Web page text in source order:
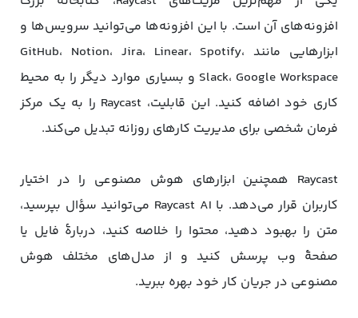
افزونه‌های آن است. با این افزونه‌ها می‌توانید سرویس‌ها و
ابزارهایی مانند GitHub، Notion، Jira، Linear، Spotify،
Slack، Google Workspace و بسیاری موارد دیگر را به محیط
کاری خود اضافه کنید. این قابلیت، Raycast را به یک مرکز
فرمان شخصی برای مدیریت کارهای روزانه تبدیل می‌کند.
Raycast همچنین ابزارهای هوش مصنوعی را در اختیار
کاربران قرار می‌دهد. با Raycast AI می‌توانید سؤال بپرسید،
متن را بهبود دهید، محتوا را خلاصه کنید، دربارهٔ فایل یا
صفحهٔ وب پرسش کنید و از مدل‌های مختلف هوش
مصنوعی در جریان کار خود بهره ببرید.